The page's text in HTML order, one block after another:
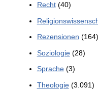
Recht(40)
Rezensionen (164)
Soziologie(28)
Sprache(3)
Theologie(3.091)